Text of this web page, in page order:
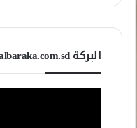
البركة www.albaraka.com.sd